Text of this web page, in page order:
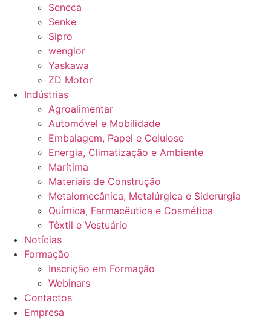
Seneca
Senke
Sipro
wenglor
Yaskawa
ZD Motor
Indústrias
Agroalimentar
Automóvel e Mobilidade
Embalagem, Papel e Celulose
Energia, Climatização e Ambiente
Marítima
Materiais de Construção
Metalomecânica, Metalúrgica e Siderurgia
Química, Farmacêutica e Cosmética
Têxtil e Vestuário
Notícias
Formação
Inscrição em Formação
Webinars
Contactos
Empresa